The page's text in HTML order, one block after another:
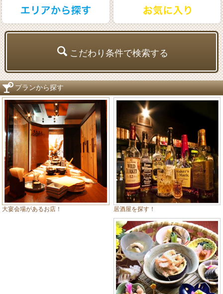
こだわり条件で検索する
プランから探す
大宴会場があるお店！ 居酒屋を探す！